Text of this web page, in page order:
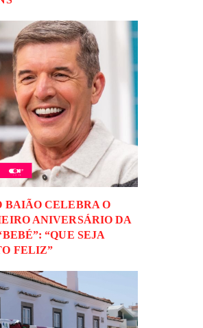
BAIÃO CELEBRA O
ANIVERSÁRIO DA
“QUE SEJA
FELIZ”